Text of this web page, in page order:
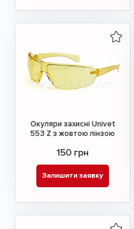
Окуляри захисні Univet
553 Z з жовтою лінзою
150 грн
Залишити заявку